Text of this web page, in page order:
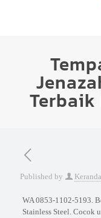
Published by
WA 0853-1102-5193.
Stainless Steel. Cocok